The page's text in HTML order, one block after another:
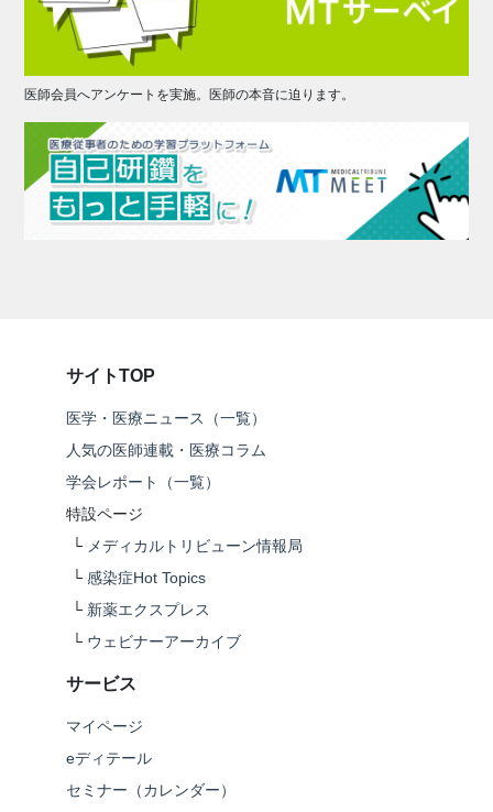
医師会員へアンケートを実施。医師の本音に迫ります。
サイトTOP
医学・医療ニュース（一覧）
人気の医師連載・医療コラム
学会レポート（一覧）
特設ページ
└ メディカルトリビューン情報局
└ 感染症Hot Topics
└ 新薬エクスプレス
└ ウェビナーアーカイブ
サービス
マイページ
eディテール
セミナー（カレンダー）